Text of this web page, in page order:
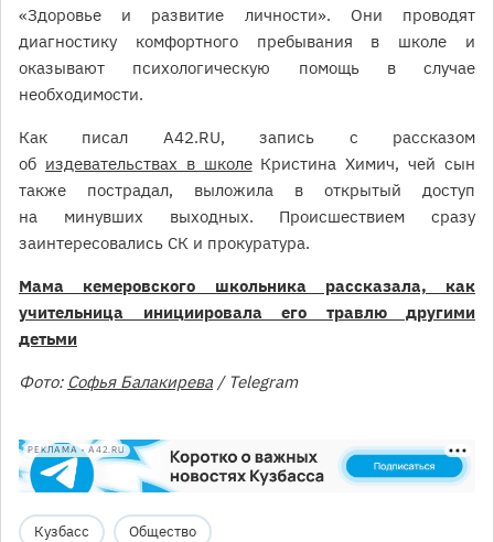
«Здоровье и развитие личности». Они проводят
диагностику комфортного пребывания в школе и
оказывают психологическую помощь в случае
необходимости.
Как писал A42.RU, запись с рассказом
об издевательствах в школеКристина Химич, чей сын
также пострадал, выложила в открытый доступ
на минувших выходных. Происшествием сразу
заинтересовались СК и прокуратура.
Мама кемеровского школьника рассказала, как
учительница инициировала его травлю другими
детьми
Фото: Софья Балакирева / Telegram
РЕКЛАМА • A42.RU
Кузбасс Общество